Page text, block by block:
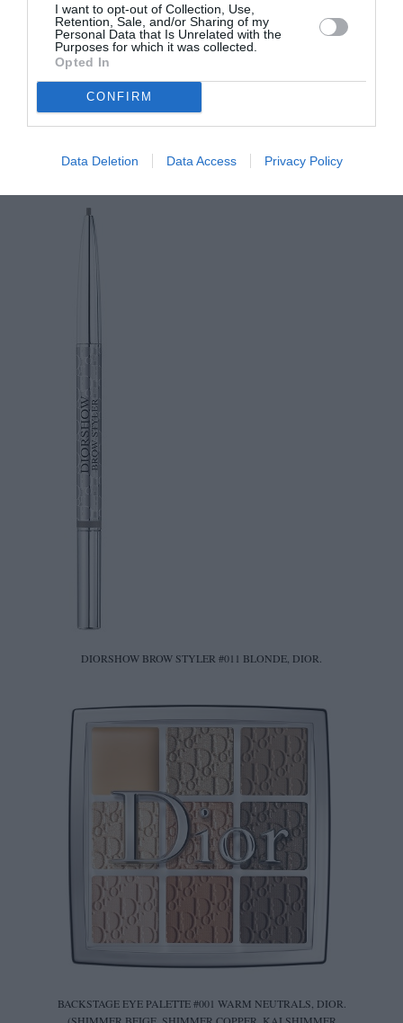
I want to opt-out of Collection, Use,
Retention, Sale, and/or Sharing of my
Personal Data that Is Unrelated with the
Purposes for which it was collected.
Opted In
CONFIRM
Data Deletion Data Access Privacy Policy
FOREVER SKIN GLOW #1C, DIOR
DIORSHOW BROW STYLER #011 BLONDE, DIOR.
BACKSTAGE EYE PALETTE #001 WARM NEUTRALS, DIOR.
(SHIMMER BEIGE, SHIMMER COPPER, ΚΑΙ SHIMMER